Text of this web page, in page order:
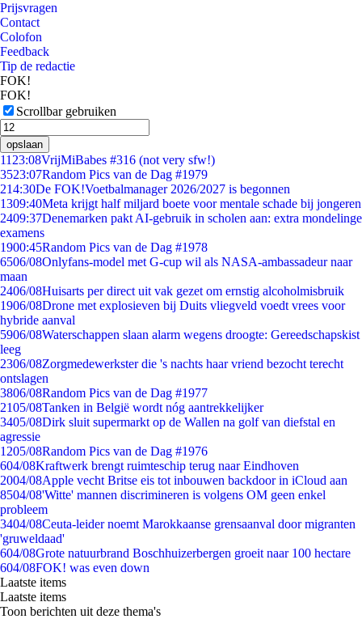
Prijsvragen
Contact
Colofon
Feedback
Tip de redactie
FOK!
FOK!
Scrollbar gebruiken
opslaan
11 23:08VrijMiBabes #316 (not very sfw!)
3523:07Random Pics van de Dag #1979
214:30De FOK!Voetbalmanager 2026/2027 is begonnen
1309:40Meta krijgt half miljard boete voor mentale schade bij jongeren
2409:37Denemarken pakt AI-gebruik in scholen aan: extra mondelinge
examens
1900:45Random Pics van de Dag #1978
6506/08Onlyfans-model met G-cup wil als NASA-ambassadeur naar
maan
2406/08Huisarts per direct uit vak gezet om ernstig alcoholmisbruik
1906/08Drone met explosieven bij Duits vliegveld voedt vrees voor
hybride aanval
5906/08Waterschappen slaan alarm wegens droogte: Gereedschapskist
leeg
2306/08Zorgmedewerkster die 's nachts haar vriend bezocht terecht
ontslagen
3806/08Random Pics van de Dag #1977
2105/08Tanken in België wordt nóg aantrekkelijker
3405/08Dirk sluit supermarkt op de Wallen na golf van diefstal en
agressie
1205/08Random Pics van de Dag #1976
604/08Kraftwerk brengt ruimteschip terug naar Eindhoven
2004/08Apple vecht Britse eis tot inbouwen backdoor in iCloud aan
8504/08'Witte' mannen discrimineren is volgens OM geen enkel
probleem
3404/08Ceuta-leider noemt Marokkaanse grensaanval door migranten
'gruweldaad'
604/08Grote natuurbrand Boschhuizerbergen groeit naar 100 hectare
604/08FOK! was even down
Laatste items
Laatste items
Toon berichten uit deze thema's